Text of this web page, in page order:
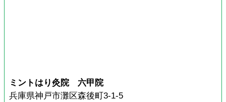
ミントはり灸院 六甲院
兵庫県神戸市灘区森後町3-1-5